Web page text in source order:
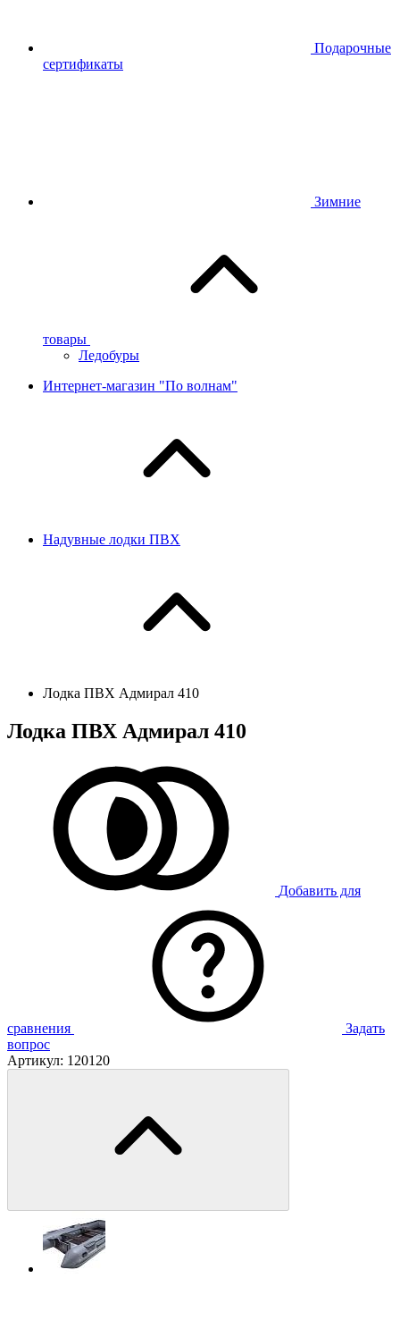
Подарочные
сертификаты
Зимние
товары
Ледобуры
Интернет-магазин "По волнам"
Надувные лодки ПВХ
Лодка ПВХ Адмирал 410
Лодка ПВХ Адмирал 410
Добавить для
сравнения
Задать
вопрос
Артикул: 120120